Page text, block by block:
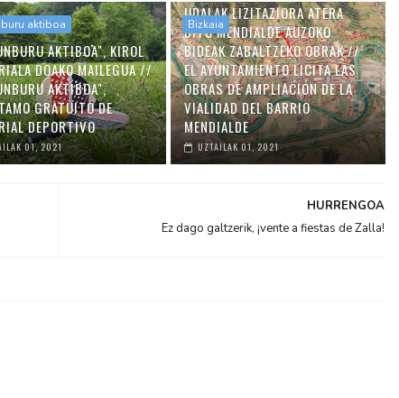
aktiboa
AKTIBOA", KIROL
DOAKO MAILEGUA //
AKTIBOA",
GRATUITO DE
DEPORTIVO
01, 2021
Bizkaia
UDALAK LIZITAZIORA ATERA
DITU MENDIALDE AUZOKO
BIDEAK ZABALTZEKO OBRAK //
EL AYUNTAMIENTO LICITA LAS
OBRAS DE AMPLIACIÓN DE LA
VIALIDAD DEL BARRIO
MENDIALDE
UZTAILAK 01, 2021
HURRENGOA
Ez dago galtzerik, ¡vente a fiestas de Zalla!